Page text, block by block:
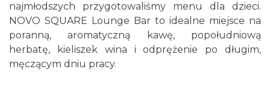
najmłodszych przygotowaliśmy menu dla dzieci.
NOVO SQUARE Lounge Bar to idealne miejsce na
poranną, aromatyczną kawę, popołudniową
herbatę, kieliszek wina i odprężenie po długim,
męczącym dniu pracy.